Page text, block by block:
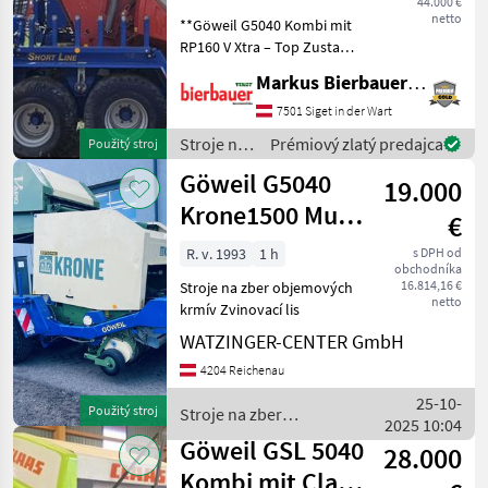
Použitý stroj
netto
**Göweil G5040 Kombi mit
RP160 V Xtra – Top Zustand,
schöne Wickelkombination
in technisch und optisch
einwandfreiem Zustand.
Die Pre
Markus Bierbauer GmbH
7501 Siget in der Wart
Stroje na
zber
objemových
krmív /
Göweil
Prémiový zlatý predajca
Použitý stroj
Göweil G5040
Krone1500 Multi
Cut
19.000
€
s DPH od
obchodníka
16.814,16 €
netto
R. v. 1993
1 h
Stroje na zber objemových
krmív Zvinovací lis
WATZINGER-CENTER GmbH
4204 Reichenau
Stroje na zber
objemových krmív /
Göweil
25-10-
2025 10:04
Göweil GSL 5040
28.000